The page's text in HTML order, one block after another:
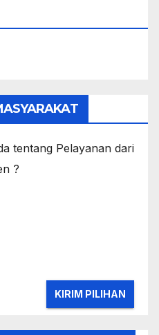
tentang Pelayanan dari
?